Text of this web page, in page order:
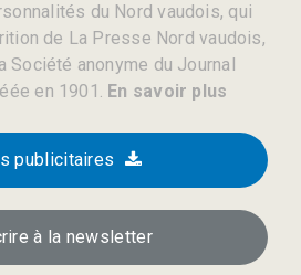
du Nord vaudois, qui
de La Presse Nord vaudois,
Société anonyme du Journal
en 1901. En savoir plus
publicitaires
à la newsletter